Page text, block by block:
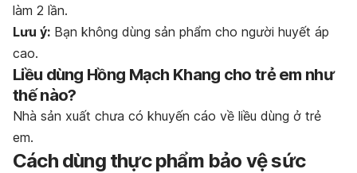
làm 2 lần.
Lưu ý: Bạn không dùng sản phẩm cho người huyết áp
cao.
Liều dùng Hồng Mạch Khang cho trẻ em như
thế nào?
Nhà sản xuất chưa có khuyến cáo về liều dùng ở trẻ
em.
Cách dùng thực phẩm bảo vệ sức